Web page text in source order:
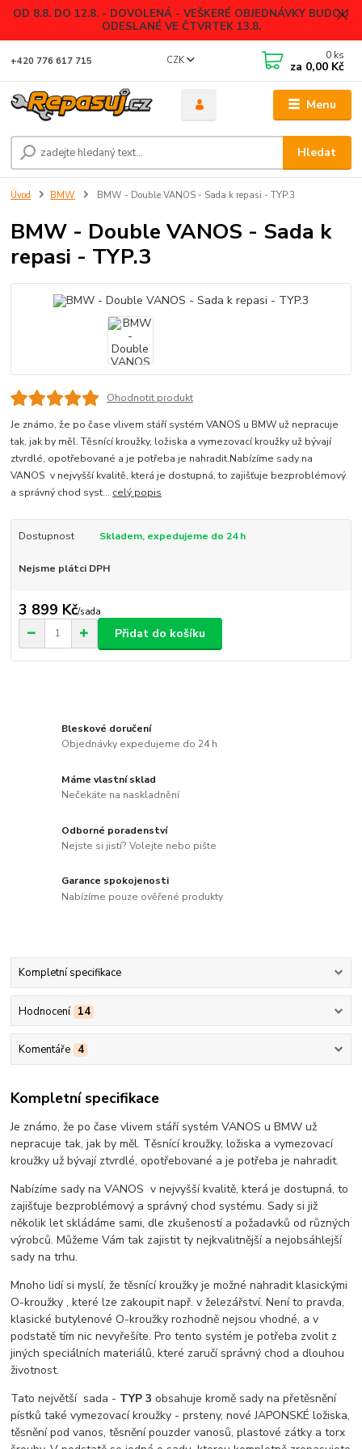
OD 8.8. DO 12.8. - DOVOLENÁ - VEŠKERÉ OBJEDNÁVKY BUDOU
ODESLANÉ VE ČTVRTEK 13.8.
Menu
CZK
Hledat
+420 776 617 715 0 ks
za 0,00 Kč
Úvod BMW BMW - Double VANOS - Sada k repasi - TYP.3
BMW - Double VANOS - Sada k
repasi - TYP.3
Ohodnotit produkt
Je známo, že po čase vlivem stáří systém VANOS u BMW už nepracuje
tak, jak by měl. Těsnící kroužky, ložiska a vymezovací kroužky už bývají
ztvrdlé, opotřebované a je potřeba je nahradit.Nabízíme sady na
VANOS v nejvyšší kvalitě, která je dostupná, to zajišťuje bezproblémový
a správný chod syst... celý popis
Dostupnost Skladem, expedujeme do 24 h
Nejsme plátci DPH
3 899 Kč/sada
Přidat do košíku
Bleskové doručení
Objednávky expedujeme do 24 h
Máme vlastní sklad
Nečekáte na naskladnění
Odborné poradenství
Nejste si jistí? Volejte nebo pište
Garance spokojenosti
Nabízíme pouze ověřené produkty
Kompletní specifikace
Hodnocení 14
Komentáře 4
Kompletní specifikace
Je známo, že po čase vlivem stáří systém VANOS u BMW už
nepracuje tak, jak by měl. Těsnící kroužky, ložiska a vymezovací
kroužky už bývají ztvrdlé, opotřebované a je potřeba je nahradit.
Nabízíme sady na VANOS v nejvyšší kvalitě, která je dostupná, to
zajišťuje bezproblémový a správný chod systému. Sady si již
několik let skládáme sami, dle zkušeností a požadavků od různých
výrobců. Můžeme Vám tak zajistit ty nejkvalitnější a nejobsáhlejší
sady na trhu.
Mnoho lidí si myslí, že těsnící kroužky je možné nahradit klasickými
O-kroužky , které lze zakoupit např. v železářství. Není to pravda,
klasické butylenové O-kroužky rozhodně nejsou vhodné, a v
podstatě tím nic nevyřešíte. Pro tento systém je potřeba zvolit z
jiných speciálních materiálů, které zaručí správný chod a dlouhou
životnost.
Tato největší sada - TYP 3 obsahuje kromě sady na přetěsnění
pístků také vymezovací kroužky - prsteny, nové JAPONSKÉ ložiska,
těsnění pod vanos, těsnění pouzder vanosů, plastové zátky a torx